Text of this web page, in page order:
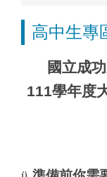
高中生專
國立成
111學年度